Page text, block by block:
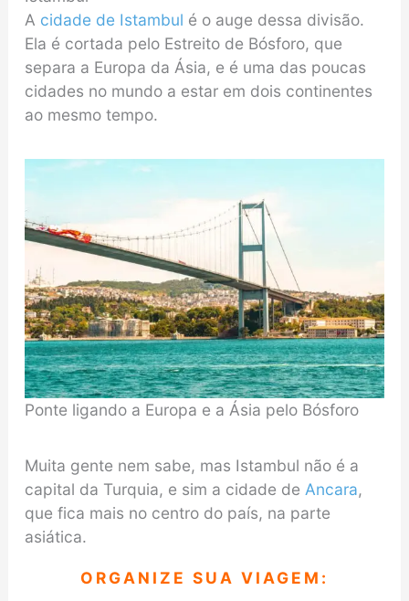
A cidade de Istambul é o auge dessa divisão.
Ela é cortada pelo Estreito de Bósforo, que
separa a Europa da Ásia, e é uma das poucas
cidades no mundo a estar em dois continentes
ao mesmo tempo.
Ponte ligando a Europa e a Ásia pelo Bósforo
Muita gente nem sabe, mas Istambul não é a
capital da Turquia, e sim a cidade de Ancara,
que fica mais no centro do país, na parte
asiática.
ORGANIZE SUA VIAGEM: